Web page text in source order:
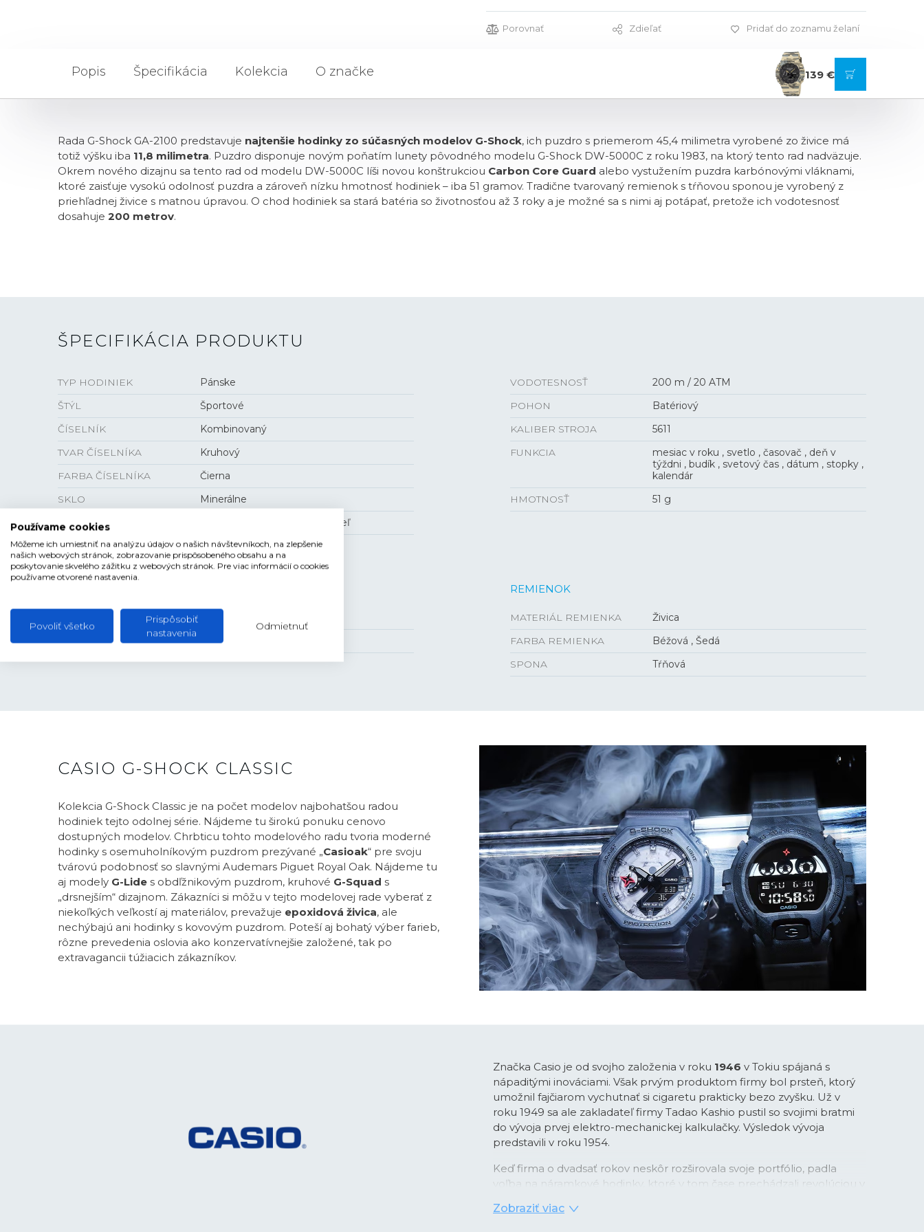
Porovnať Zdieľať Pridať do zoznamu želaní
Popis Špecifikácia Kolekcia O značke 139 €
Rada G-Shock GA-2100 predstavuje najtenšie hodinky zo súčasných modelov G-Shock, ich puzdro s priemerom 45,4 milimetra vyrobené zo živice má
totiž výšku iba 11,8 milimetra. Puzdro disponuje novým poňatím lunety pôvodného modelu G-Shock DW-5000C z roku 1983, na ktorý tento rad nadväzuje.
Okrem nového dizajnu sa tento rad od modelu DW-5000C líši novou konštrukciou Carbon Core Guard alebo vystužením puzdra karbónovými vláknami,
ktoré zaisťuje vysokú odolnosť puzdra a zároveň nízku hmotnosť hodiniek – iba 51 gramov. Tradične tvarovaný remienok s tŕňovou sponou je vyrobený z
priehľadnej živice s matnou úpravou. O chod hodiniek sa stará batéria so životnosťou až 3 roky a je možné sa s nimi aj potápať, pretože ich vodotesnosť
dosahuje 200 metrov.
ŠPECIFIKÁCIA PRODUKTU
TYP HODINIEK
Pánske
ŠTÝL
Športové
ČÍSELNÍK
Kombinovaný
TVAR ČÍSELNÍKA
Kruhový
FARBA ČÍSELNÍKA
Čierna
SKLO
Minerálne
PUZDRO
Epoxidová živica , Karbón , Oceľ
VODOTESNOSŤ
200 m / 20 ATM
POHON
Batériový
KALIBER STROJA
5611
FUNKCIA
mesiac v roku , svetlo , časovač , deň v
týždni , budík , svetový čas , dátum , stopky ,
kalendár
HMOTNOSŤ
51 g
HRÚBKA
11,8 mm
REMIENOK
MATERIÁL REMIENKA
Živica
FARBA REMIENKA
Béžová , Šedá
SPONA
Tŕňová
CASIO G-SHOCK CLASSIC
Kolekcia G-Shock Classic je na počet modelov najbohatšou radou
hodiniek tejto odolnej série. Nájdeme tu širokú ponuku cenovo
dostupných modelov. Chrbticu tohto modelového radu tvoria moderné
hodinky s osemuholníkovým puzdrom prezývané „Casioak“ pre svoju
tvárovú podobnosť so slavnými Audemars Piguet Royal Oak. Nájdeme tu
aj modely G-Lide s obdľžnikovým puzdrom, kruhové G-Squad s
„drsnejším“ dizajnom. Zákazníci si môžu v tejto modelovej rade vyberať z
niekoľkých veľkostí aj materiálov, prevažuje epoxidová živica, ale
nechýbajú ani hodinky s kovovým puzdrom. Poteší aj bohatý výber farieb,
rôzne prevedenia oslovia ako konzervatívnejšie založené, tak po
extravagancii túžiacich zákazníkov.
Značka Casio je od svojho založenia v roku 1946 v Tokiu spájaná s
nápaditými inováciami. Však prvým produktom firmy bol prsteň, ktorý
umožnil fajčiarom vychutnať si cigaretu prakticky bezo zvyšku. Už v
roku 1949 sa ale zakladateľ firmy Tadao Kashio pustil so svojimi bratmi
do vývoja prvej elektro-mechanickej kalkulačky. Výsledok vývoja
predstavili v roku 1954.
Keď firma o dvadsať rokov neskôr rozširovala svoje portfólio, padla
voľba na náramkové hodinky, ktoré v tom čase prechádzali revolúciou v
digitálnym zobrazením času Casio najprv stavilo. Firma v tejto
Zobraziť viac
Používame cookies
Môžeme ich umiestniť na analýzu údajov o našich návštevníkoch, na zlepšenie
našich webových stránok, zobrazovanie prispôsobeného obsahu a na
poskytovanie skvelého zážitku z webových stránok. Pre viac informácií o cookies
používame otvorené nastavenia.
Povoliť všetko
Prispôsobiť
nastavenia
Odmietnuť